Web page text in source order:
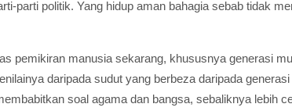
parti politik. Yang hidup aman bahagia sebab tidak
pemikiran manusia sekarang, khususnya generasi
daripada sudut yang berbeza daripada
soal agama dan bangsa, sebaliknya lebih